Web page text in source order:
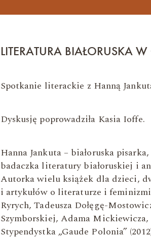
LITERATURA BIAŁORUSKA
Spotkanie literackie z Hanną
Dyskusję poprowadziła Kasia Ioffe.
Hanna Jankuta – białoruska
badaсzka literatury białoruskiej i
Autorka wielu książek dla dzieci,
i artykułów o literaturze i
Ryrych, Tadeusza Dołęgę-
Szymborskiej, Adama Mickiewicza,
Stypendystka „Gaude Polonia”